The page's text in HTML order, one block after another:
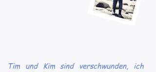
Tim und Kim sind verschwunden, ich